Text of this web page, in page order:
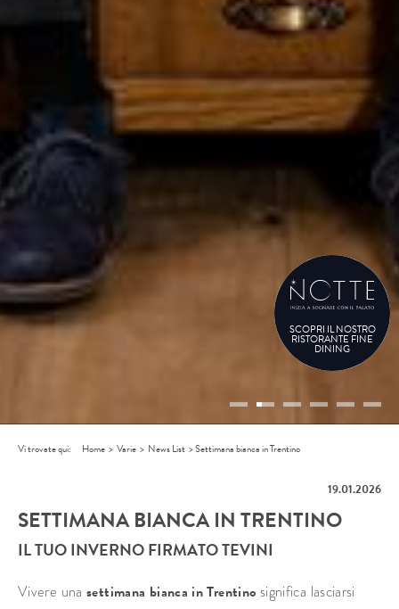
SCOPRI IL NOSTRO
RISTORANTE FINE
DINING
Vi trovate qui: Home > Varie > News List >Settimana bianca in Trentino
19.01.2026
SETTIMANA BIANCA IN TRENTINO
IL TUO INVERNO FIRMATO TEVINI
Vivere unasettimana bianca in Trentino significa lasciarsi